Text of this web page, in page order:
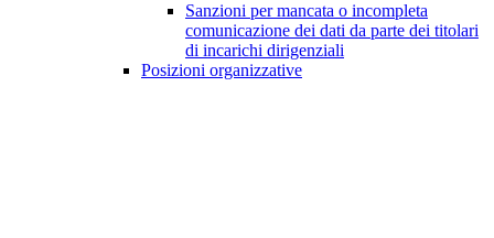
Sanzioni per mancata o incompleta
comunicazione dei dati da parte dei titolari
di incarichi dirigenziali
Posizioni organizzative